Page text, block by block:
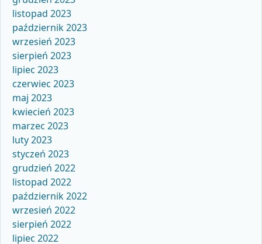
listopad 2023
październik 2023
wrzesień 2023
sierpień 2023
lipiec 2023
czerwiec 2023
maj 2023
kwiecień 2023
marzec 2023
luty 2023
styczeń 2023
grudzień 2022
listopad 2022
październik 2022
wrzesień 2022
sierpień 2022
lipiec 2022